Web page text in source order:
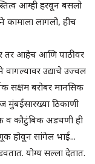
आम्ही हरवून बसलो
कामाला लागलो, हीच
तर आहेच आणि पाठीवर
वागल्यावर उद्याचे उज्वल
सक्षम बरोबर मानसिक
ठिकाणी
व कौटुंबिक अडचणी ही
होवून सांगेल भाई...
योग्य सल्ला देतात.